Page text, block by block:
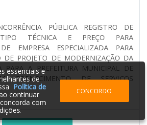
PÚBLICA REGISTRO DE
TÉCNICA E PREÇO PARA
EMPRESA ESPECIALIZADA PARA
DE PROJETO DE MODERNIZAÇÃO DA
PARA A PREFEITURA MUNICIPAL DE
FORNECIMENTO DE SERVIÇOS
essenciais e
de
Política de
continuar
com
CONCORDO